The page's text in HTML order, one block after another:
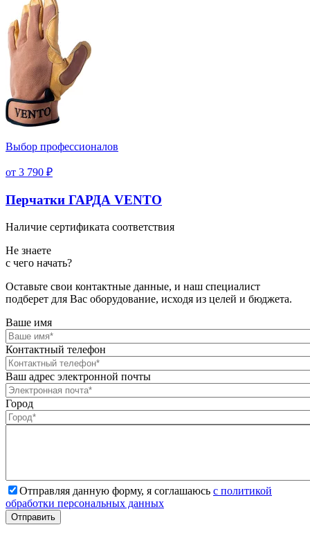
Выбор профессионалов
от 3 790 ₽
Перчатки ГАРДА VENTO
Наличие сертификата соответствия
Не знаете
с чего начать?
Оставьте свои контактные данные, и наш специалист
подберет для Вас оборудование, исходя из целей и бюджета.
Ваше имя
Контактный телефон
Ваш адрес электронной почты
Город
Отправляя данную форму, я соглашаюсь с политикой
обработки персональных данных